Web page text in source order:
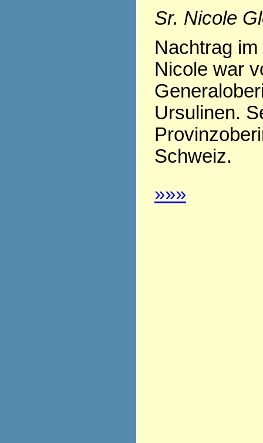
Sr. Nicole
Nachtrag
Nicole war
Ursulinen.
Schweiz.
»»»